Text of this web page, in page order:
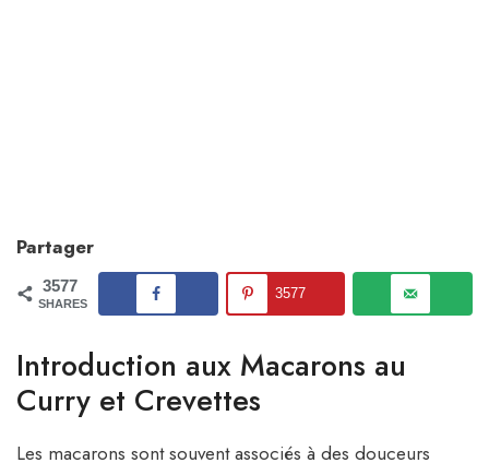
Partager
3577
SHARES
3577
Introduction aux Macarons au
Curry et Crevettes
Les macarons sont souvent associés à des douceurs